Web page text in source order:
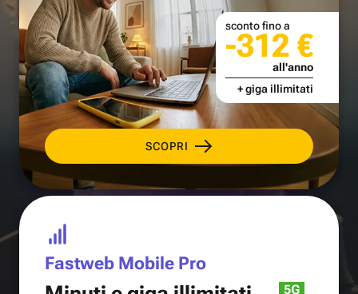
SCOPRI
sconto fino a
-312 €
all'anno
+ giga illimitati
Fastweb Mobile Pro